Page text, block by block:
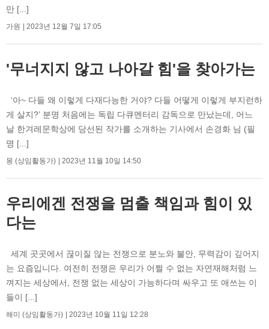
만 [...]
가원 2023년 12월 7일 17:05
'무너지지 않고 나아갈 힘'을 찾아가는
‘아~ 다들 왜 이렇게 다재다능한 거야? 다들 어떻게 이렇게 부지런하
게 살지?’ 분명 처음에는 독립 다큐멘터리 감독으로 만났는데, 어느
날 한겨레문학상에 당선된 작가를 소개하는 기사에서 손경화 님 (필
명 [...]
몽 (상임활동가) 2023년 11월 10일 14:50
우리에겐 전쟁을 멈출 책임과 힘이 있
다는
세계 곳곳에서 끊이질 않는 전쟁으로 분노와 불안, 무력감이 깊어지
는 요즘입니다. 여전히 전쟁은 우리가 어쩔 수 없는 자연재해처럼 느
껴지는 세상에서, 전쟁 없는 세상이 가능하다며 싸우고 또 애쓰는 이
들이 [...]
해미 (상임활동가) 2023년 10월 11일 12:28